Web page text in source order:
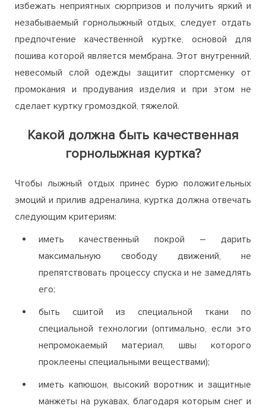
избежать неприятных сюрпризов и получить яркий и
незабываемый горнолыжный отдых, следует отдать
предпочтение качественной куртке, основой для
пошива которой является мембрана. Этот внутренний,
невесомый слой одежды защитит спортсменку от
промокания и продувания изделия и при этом не
сделает куртку громоздкой, тяжелой.
Какой должна быть качественная
горнолыжная куртка?
Чтобы лыжный отдых принес бурю положительных
эмоций и прилив адреналина, куртка должна отвечать
следующим критериям:
иметь качественный покрой – дарить
максимальную свободу движений, не
препятствовать процессу спуска и не замедлять
его;
быть сшитой из специальной ткани по
специальной технологии (оптимально, если это
непромокаемый материал, швы которого
проклеены специальными веществами);
иметь капюшон, высокий воротник и защитные
манжеты на рукавах, благодаря которым снег и